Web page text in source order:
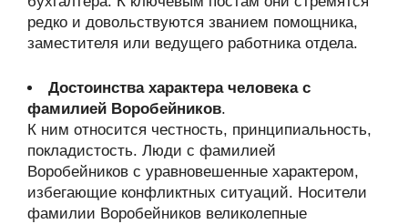
редко и довольствуются званием помощника,
заместителя или ведущего работника отдела.
Достоинства характера человека с
фамилией Воробейников.
К ним относится честность, принципиальность,
покладистость. Люди с фамилией
Воробейников с уравновешенные характером,
избегающие конфликтных ситуаций. Носители
фамилии Воробейников великолепные